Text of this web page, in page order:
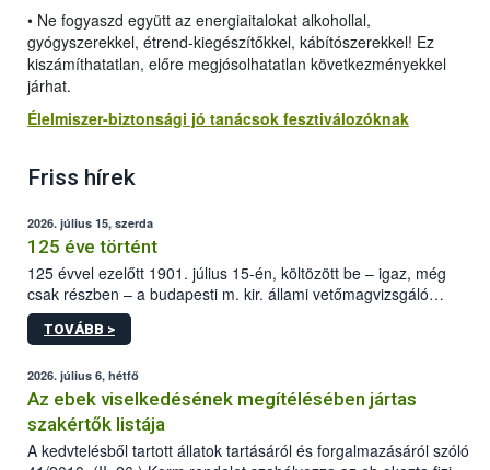
• Ne fogyaszd együtt az energiaitalokat alkohollal,
gyógyszerekkel, étrend-kiegészítőkkel, kábítószerekkel! Ez
kiszámíthatatlan, előre megjósolhatatlan következményekkel
járhat.
Élelmiszer-biztonsági jó tanácsok fesztiválozóknak
Friss hírek
2026. július 15, szerda
125 éve történt
125 évvel ezelőtt 1901. július 15-én, költözött be – igaz, még
csak részben – a budapesti m. kir. állami vetőmagvizsgáló
állomás a Kis Rókus utca 15. szám alatti, Czigler Győző által
tervezett új épületébe.
TOVÁBB >
2026. július 6, hétfő
Az ebek viselkedésének megítélésében jártas
szakértők listája
A kedvtelésből tartott állatok tartásáról és forgalmazásáról szóló